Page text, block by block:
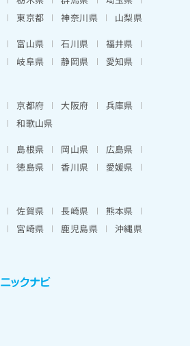
東京都 神奈川県
山梨県
富山県 石川県
福井県
岐阜県 静岡県
愛知県
京都府 大阪府
兵庫県
和歌山県
島根県 岡山県
広島県
徳島県 香川県
愛媛県
佐賀県 長崎県
熊本県
宮崎県 鹿児島県 沖縄県